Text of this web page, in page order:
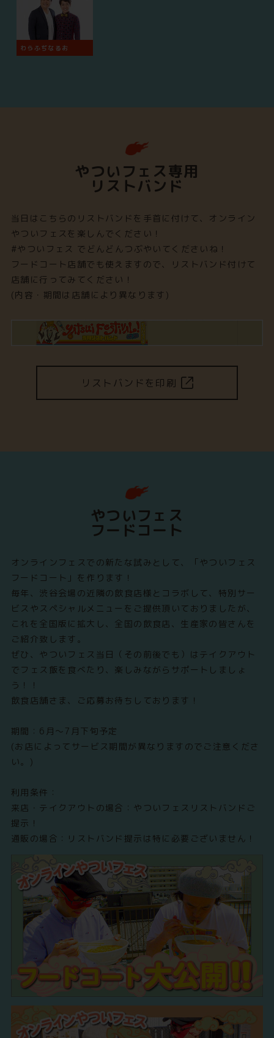
わらふぢなるお
やついフェス専用
リストバンド
当日はこちらのリストバンドを手首に付けて、オンライン
やついフェスを楽しんでください！
#やついフェス でどんどんつぶやいてくださいね！
フードコート店舗でも使えますので、リストバンド付けて
店舗に行ってみてください！
(内容・期間は店舗により異なります)
リストバンドを印刷
やついフェス
フードコート
オンラインフェスでの新たな試みとして、「やついフェス
フードコート」を作ります！
毎年、渋谷会場の近隣の飲食店様とコラボして、特別サー
ビスやスペシャルメニューをご提供頂いておりましたが、
これを全国版に拡大し、全国の飲食店、生産家の皆さんを
ご紹介致します。
ぜひ、やついフェス当日（その前後でも）はテイクアウト
でフェス飯を食べたり、楽しみながらサポートしましょ
う！！
飲食店舗さま、ご応募お待ちしております！
期間：6月～7月下旬予定
(お店によってサービス期間が異なりますのでご注意くださ
い。)
利用条件：
来店・テイクアウトの場合：やついフェスリストバンドご
提示！
通販の場合：リストバンド提示は特に必要ございません！